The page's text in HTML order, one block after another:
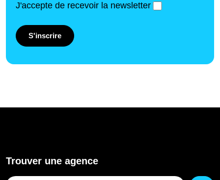
J'accepte de recevoir la newsletter
S'inscrire
Trouver une agence